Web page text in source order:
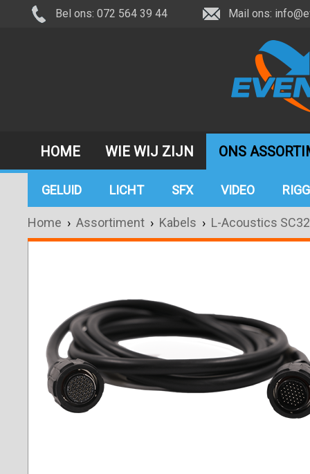
Bel ons: 072 564 39 44 Mail ons:
HOME WIE WIJ ZIJN ONS
GELUID LICHT SFX VIDEO
Home › Assortiment › Kabels › L-Acoustics